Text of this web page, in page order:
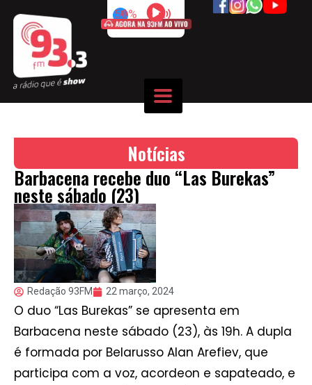
50%
Notícias
Barbacena recebe duo “Las Burekas”
neste sábado (23)
Redação 93FM 22 março, 2024
O duo “Las Burekas” se apresenta em
Barbacena neste sábado (23), às 19h. A dupla
é formada por Belarusso Alan Arefiev, que
participa com a voz, acordeon e sapateado, e